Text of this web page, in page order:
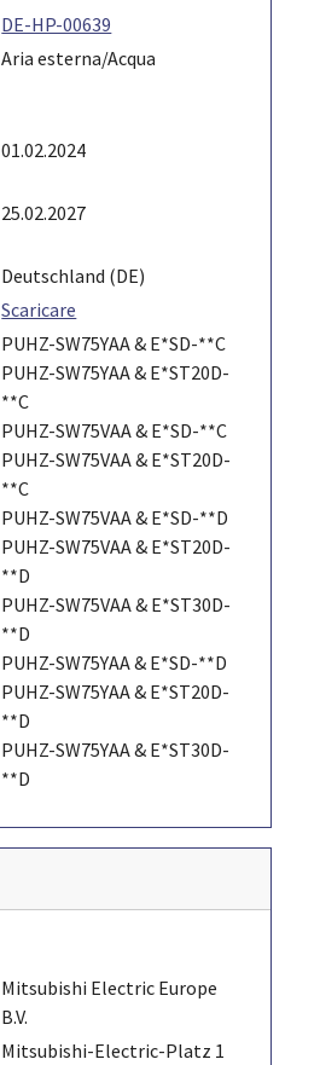
DE-HP-00639
Aria esterna/Acqua
01.02.2024
25.02.2027
Deutschland (DE)
Scaricare
PUHZ-SW75YAA & E*SD-**C
PUHZ-SW75YAA & E*ST20D-
**C
PUHZ-SW75VAA & E*SD-**C
PUHZ-SW75VAA & E*ST20D-
**C
PUHZ-SW75VAA & E*SD-**D
PUHZ-SW75VAA & E*ST20D-
**D
PUHZ-SW75VAA & E*ST30D-
**D
PUHZ-SW75YAA & E*SD-**D
PUHZ-SW75YAA & E*ST20D-
**D
PUHZ-SW75YAA & E*ST30D-
**D
Mitsubishi Electric Europe
B.V.
Mitsubishi-Electric-Platz 1